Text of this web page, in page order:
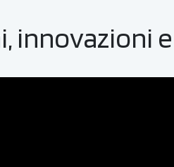
innovazioni